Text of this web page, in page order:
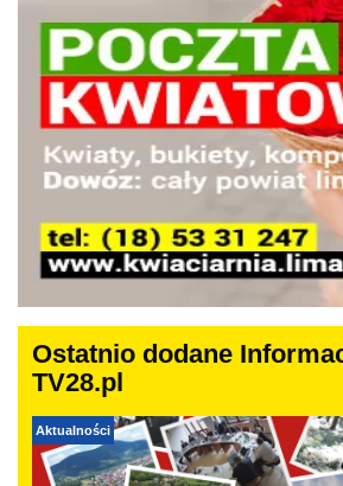
Ostatnio dodane
TV28.pl
Aktualności